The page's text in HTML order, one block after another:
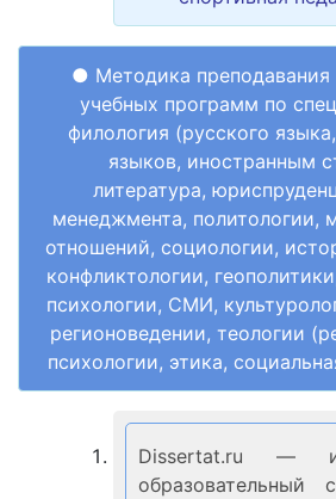
● Методика преподавания
учебных программ по
филология (русского
языков, иностранным
литература,
менеджмента, политологии,
отношений, социологии,
конфликтологии,
психологии, СМИ,
регионоведении, теологии
психологии, этика,
Dissertat.ru —